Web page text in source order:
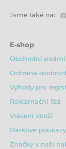
Jsme také na:
E-shop
Obchodní
Ochrana
Výhody pro
Reklamační řád
Vrácení zboží
Dárkové poukazy
Značky v naší